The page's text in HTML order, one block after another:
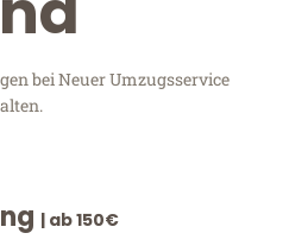
bei Neuer Umzugsservice
| ab 150€